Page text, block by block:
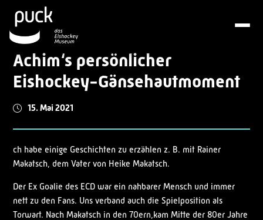
Achim‘s persönlicher
Eishockey-Gänsehautmoment
15. Mai 2021
ch habe einige Geschichten zu erzählen z. B. mit Rainer
Makatsch, dem Vater von Heike Makatsch.
Der Ex Goalie des ECD war ein nahbarer Mensch und immer
nett zu den Fans. Uns verband auch die Spielposition als
Torwart. Nach Makatsch in den 70ern,kam Mitte der 80er Jahre